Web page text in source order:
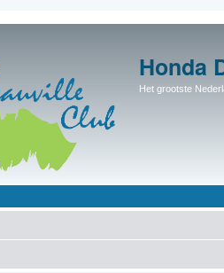
Honda
Het grootste